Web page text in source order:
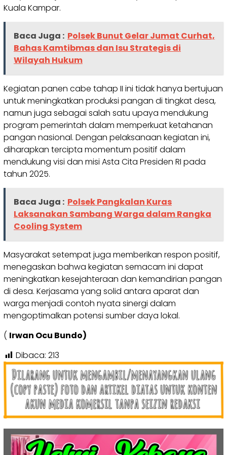
Kuala Kampar.
Baca Juga : Polsek Bunut Gelar Jumat Curhat,
Bahas Kamtibmas dan Isu Strategis di
Wilayah Hukum
Kegiatan panen cabe tahap II ini tidak hanya bertujuan
untuk meningkatkan produksi pangan di tingkat desa,
namun juga sebagai salah satu upaya mendukung
program pemerintah dalam memperkuat ketahanan
pangan nasional. Dengan pelaksanaan kegiatan ini,
diharapkan tercipta momentum positif dalam
mendukung visi dan misi Asta Cita Presiden RI pada
tahun 2025.
Baca Juga : Polsek Pangkalan Kuras
Laksanakan Sambang Warga dalam Rangka
Cooling System
Masyarakat setempat juga memberikan respon positif,
menegaskan bahwa kegiatan semacam ini dapat
meningkatkan kesejahteraan dan kemandirian pangan
di desa. Kerjasama yang solid antara aparat dan
warga menjadi contoh nyata sinergi dalam
mengoptimalkan potensi sumber daya lokal.
( Irwan Ocu Bundo)
Dibaca: 213